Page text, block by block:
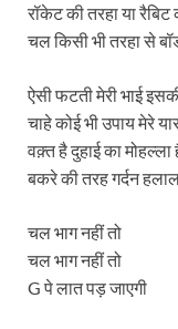
रॉकेट की तरहा या रैबिट
चल किसी भी तरहा से
ऐसी फटती मेरी भाई
चाहे कोई भी उपाय मेरे
वक़्त है दुहाई का
बकरे की तरह गर्दन
चल भाग नहीं तो
चल भाग नहीं तो
G पे लात पड़ जाएगी